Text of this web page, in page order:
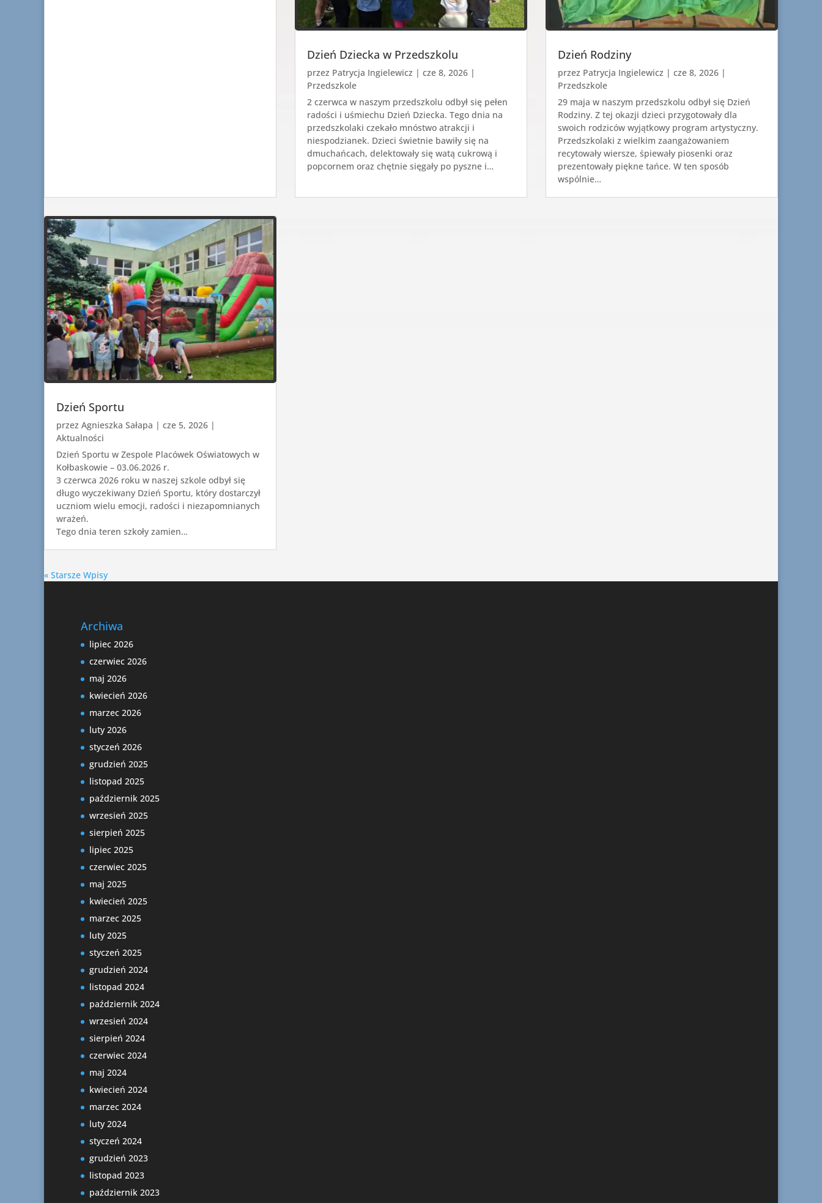
Dzień Dziecka w Przedszkolu
przez Patrycja Ingielewicz | cze 8, 2026 |
Przedszkole
2 czerwca w naszym przedszkolu odbył się pełen
radości i uśmiechu Dzień Dziecka. Tego dnia na
przedszkolaki czekało mnóstwo atrakcji i
niespodzianek. Dzieci świetnie bawiły się na
dmuchańcach, delektowały się watą cukrową i
popcornem oraz chętnie sięgały po pyszne i…
Dzień Rodziny
przez Patrycja Ingielewicz | cze 8, 2026 |
Przedszkole
29 maja w naszym przedszkolu odbył się Dzień
Rodziny. Z tej okazji dzieci przygotowały dla
swoich rodziców wyjątkowy program artystyczny.
Przedszkolaki z wielkim zaangażowaniem
recytowały wiersze, śpiewały piosenki oraz
prezentowały piękne tańce. W ten sposób
wspólnie…
Dzień Sportu
przez Agnieszka Sałapa | cze 5, 2026 |
Aktualności
Dzień Sportu w Zespole Placówek Oświatowych w
Kołbaskowie – 03.06.2026 r.
3 czerwca 2026 roku w naszej szkole odbył się
długo wyczekiwany Dzień Sportu, który dostarczył
uczniom wielu emocji, radości i niezapomnianych
wrażeń.
Tego dnia teren szkoły zamien…
« Starsze Wpisy
Archiwa
lipiec 2026
czerwiec 2026
maj 2026
kwiecień 2026
marzec 2026
luty 2026
styczeń 2026
grudzień 2025
listopad 2025
październik 2025
wrzesień 2025
sierpień 2025
lipiec 2025
czerwiec 2025
maj 2025
kwiecień 2025
marzec 2025
luty 2025
styczeń 2025
grudzień 2024
listopad 2024
październik 2024
wrzesień 2024
sierpień 2024
czerwiec 2024
maj 2024
kwiecień 2024
marzec 2024
luty 2024
styczeń 2024
grudzień 2023
listopad 2023
październik 2023